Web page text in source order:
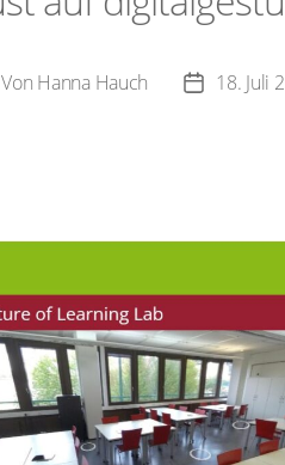
Von Hanna Hauch 18. Juli